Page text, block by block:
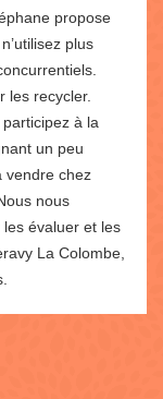
propose
plus
les recycler.
à la
un peu
vendre chez
nous
évaluer et les
La Colombe,